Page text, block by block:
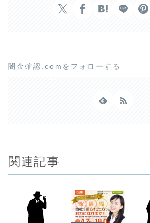
闇金確認.comをフォローする
関連記事